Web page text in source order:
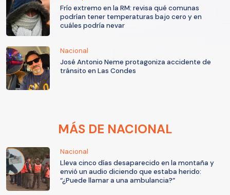
Frío extremo en la RM: revisa qué comunas
podrían tener temperaturas bajo cero y en
cuáles podría nevar
Nacional
José Antonio Neme protagoniza accidente de
tránsito en Las Condes
MÁS DE NACIONAL
Nacional
Lleva cinco días desaparecido en la montaña y
envió un audio diciendo que estaba herido:
“¿Puede llamar a una ambulancia?”